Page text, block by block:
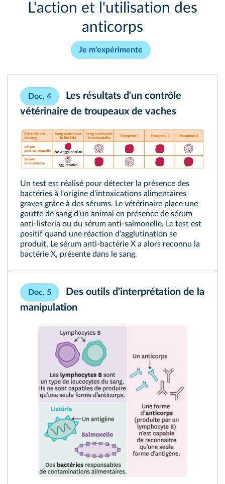
L'action et l'utilisation des
anticorps
Je m'expérimente
Doc. 4
Les résultats d'un contrôle
vétérinaire de troupeaux de vaches
Un test est réalisé pour détecter la présence des
bactéries à l'origine d'intoxications alimentaires
graves grâce à des sérums. Le vétérinaire place une
goutte de sang d'un animal en présence de sérum
anti-listeria ou du sérum anti-salmonelle. Le test est
positif quand une réaction d'agglutination se
produit. Le sérum anti-bactérie X a alors reconnu la
bactérie X, présente dans le sang.
Doc. 5
Des outils d'interprétation de la
manipulation